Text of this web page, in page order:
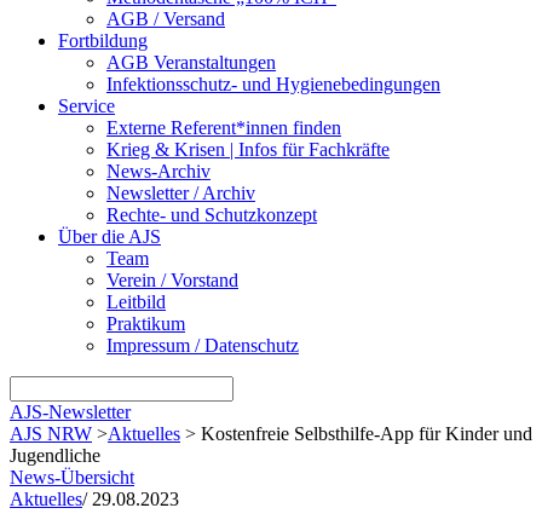
AGB / Versand
Fortbildung
AGB Veranstaltungen
Infektionsschutz- und Hygienebedingungen
Service
Externe Referent*innen finden
Krieg & Krisen | Infos für Fachkräfte
News-Archiv
Newsletter / Archiv
Rechte- und Schutzkonzept
Über die AJS
Team
Verein / Vorstand
Leitbild
Praktikum
Impressum / Datenschutz
AJS-Newsletter
AJS NRW >Aktuelles > Kostenfreie Selbsthilfe-App für Kinder und
Jugendliche
News-Übersicht
Aktuelles/ 29.08.2023